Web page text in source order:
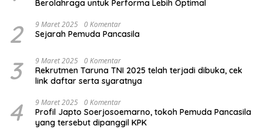
Berolahraga untuk Performa Lebih Optimal
2 9 Maret 2025 0 Komentar
Sejarah Pemuda Pancasila
3 9 Maret 2025 0 Komentar
Rekrutmen Taruna TNI 2025 telah terjadi dibuka, cek
link daftar serta syaratnya
4 9 Maret 2025 0 Komentar
Profil Japto Soerjosoemarno, tokoh Pemuda Pancasila
yang tersebut dipanggil KPK